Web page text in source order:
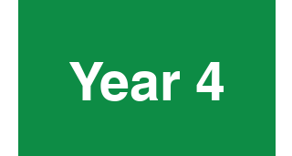
Year 4